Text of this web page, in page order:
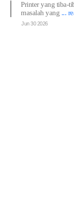
Printer yang tiba-
masalah yang ...
Jun 30 2026